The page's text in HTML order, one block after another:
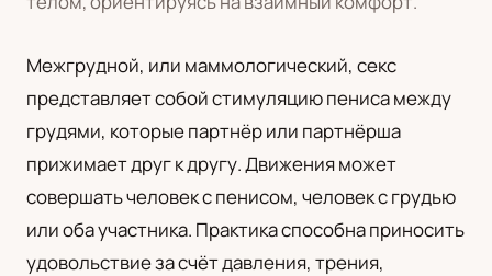
Polski Русский
Українська
Межгрудной, или маммологический, секс
представляет собой стимуляцию пениса между
грудями, которые партнёр или партнёрша
прижимает друг к другу. Движения может
совершать человек с пенисом, человек с грудью
или оба участника. Практика способна приносить
удовольствие за счёт давления, трения,